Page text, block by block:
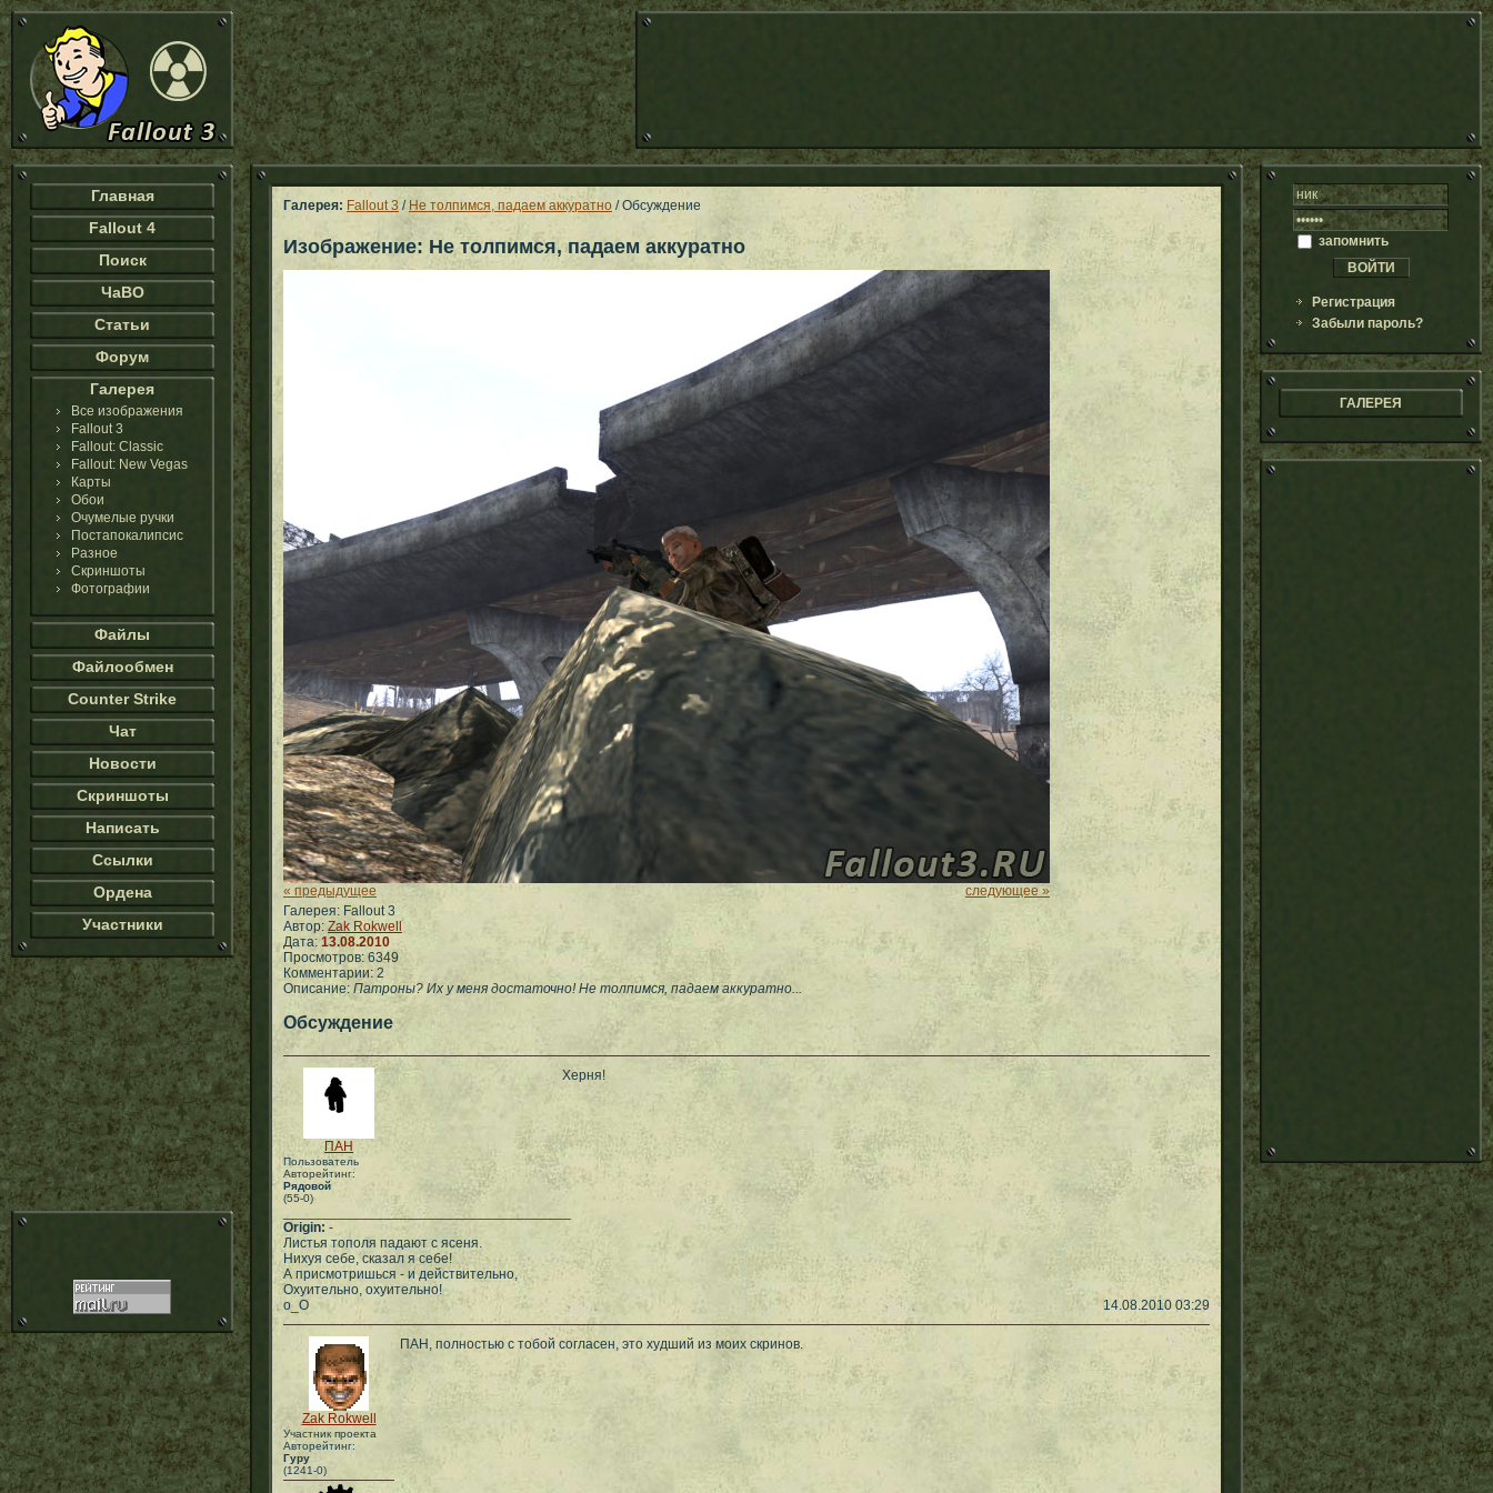
Главная
Fallout 4
Поиск
ЧаВО
Статьи
Форум
Галерея
Все изображения
Fallout 3
Fallout: Classic
Fallout: New Vegas
Карты
Обои
Очумелые ручки
Постапокалипсис
Разное
Скриншоты
Фотографии
Файлы
Файлообмен
Counter Strike
Чат
Новости
Скриншоты
Написать
Ссылки
Ордена
Участники
Галерея: Fallout 3 / Не толпимся, падаем аккуратно / Обсуждение
Изображение: Не толпимся, падаем аккуратно
« предыдущее
следующее »
Галерея: Fallout 3
Автор: Zak Rokwell
Дата: 13.08.2010
Просмотров: 6349
Комментарии: 2
Описание: Патроны? Их у меня достаточно! Не толпимся, падаем аккуратно...
Обсуждение
ПАН
Пользователь
Авторейтинг:
Рядовой
(55-0)
Херня!
_____________________________________
Origin: -
Листья тополя падают с ясеня.
Нихуя себе, сказал я себе!
А присмотришься - и действительно,
Охуительно, охуительно!
о_О
14.08.2010 03:29
Zak Rokwell
Участник проекта
Авторейтинг:
Гуру
(1241-0)
ПАН, полностью с тобой согласен, это худший из моих скринов.
запомнить
Регистрация
Забыли пароль?
ГАЛЕРЕЯ